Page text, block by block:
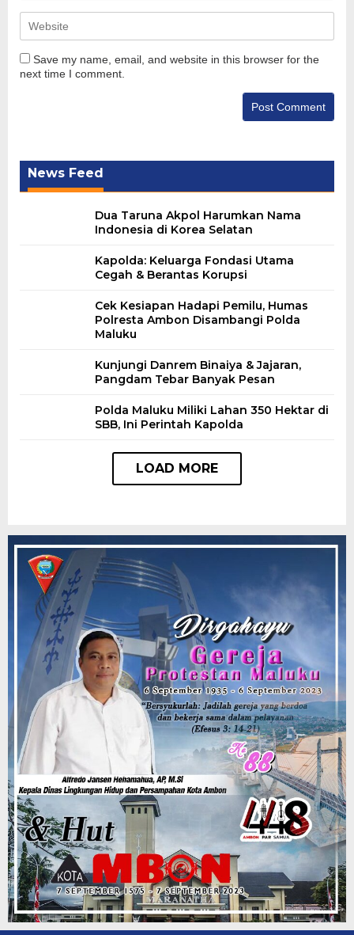
Save my name, email, and website in this browser for the
next time I comment.
News Feed
Dua Taruna Akpol Harumkan Nama
Indonesia di Korea Selatan
Kapolda: Keluarga Fondasi Utama
Cegah & Berantas Korupsi
Cek Kesiapan Hadapi Pemilu, Humas
Polresta Ambon Disambangi Polda
Maluku
Kunjungi Danrem Binaiya & Jajaran,
Pangdam Tebar Banyak Pesan
Polda Maluku Miliki Lahan 350 Hektar di
SBB, Ini Perintah Kapolda